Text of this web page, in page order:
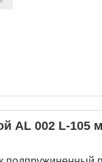
AL 002 L-